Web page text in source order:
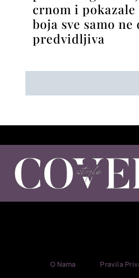
crnom i pokazale
boja sve samo ne
predvidljiva
O Nama Pravila